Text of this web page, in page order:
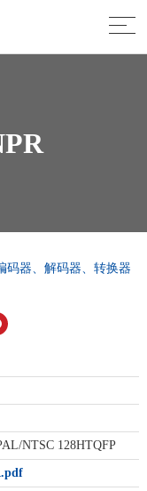
码器、解码器、转换器
NTSC 128HTQFP